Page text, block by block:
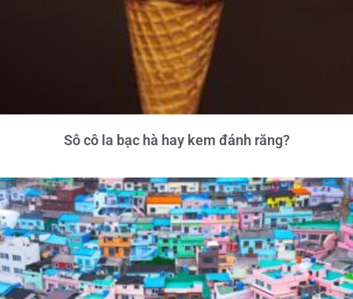
Sô cô la bạc hà hay kem đánh răng?